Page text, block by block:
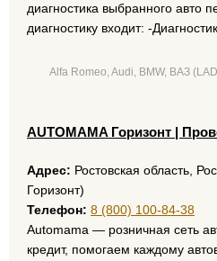
диагностика выбранного
диагностику входит: -
Alfa Romeo, Audi, BMW, ВАЗ
AUTOMAMA Горизонт |
Адрес: Ростовская область,
Горизонт)
Телефон: 8 (800) 100-84-38
Automama — розничная сеть
кредит, помогаем каждому